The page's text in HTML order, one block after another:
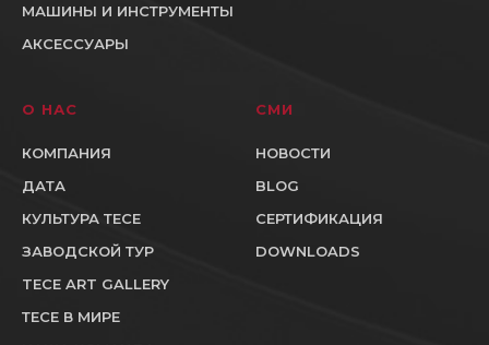
МАШИНЫ И ИНСТРУМЕНТЫ
АКСЕССУАРЫ
О НАС
КОМПАНИЯ
ДАТА
КУЛЬТУРА ТЕСЕ
ЗАВОДСКОЙ ТУР
TECE ART GALLERY
ТЕСЕ В МИРЕ
СМИ
НОВОСТИ
BLOG
СЕРТИФИКАЦИЯ
DOWNLOADS